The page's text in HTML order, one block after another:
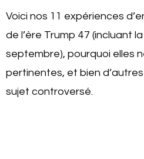
Voici nos 11 expériences
de l’ère Trump 47 (incluant
septembre), pourquoi elles
pertinentes, et bien
sujet controversé.